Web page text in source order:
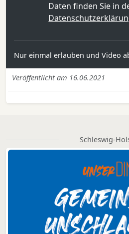
Daten finden Sie in
Nur einmal erlauben und Video
Veröffentlicht am 16.06.2021
Schleswig-